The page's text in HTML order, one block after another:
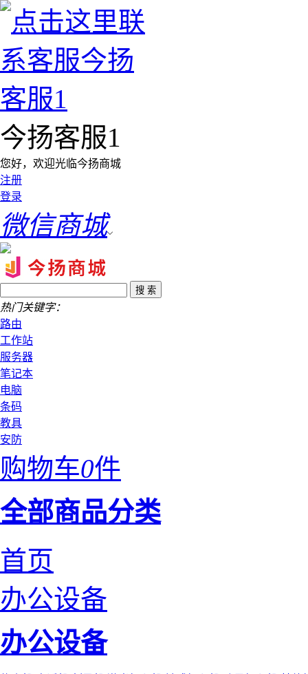
今扬客服1
您好，欢迎光临今扬商城
注册
登录
微信商城
热门关键字：
路由
工作站
服务器
笔记本
电脑
条码
教具
安防
购物车0件
全部商品分类
首页
办公设备
办公设备